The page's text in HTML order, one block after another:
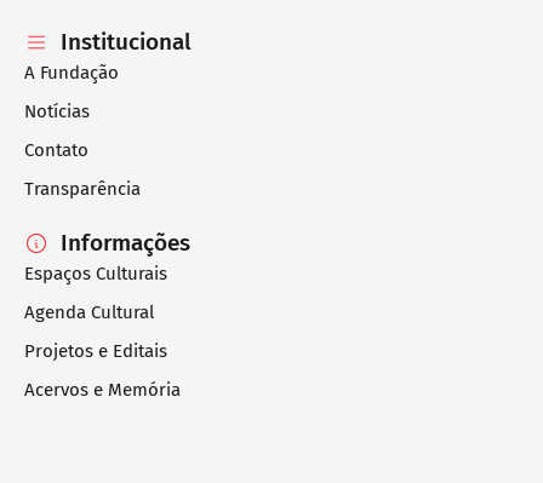
Institucional
A Fundação
Notícias
Contato
Transparência
Informações
Espaços Culturais
Agenda Cultural
Projetos e Editais
Acervos e Memória